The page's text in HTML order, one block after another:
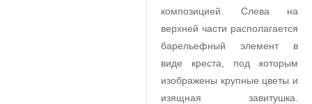
композицией. Слева на
верхней части располагается
барельефный элемент в
виде креста, под которым
изображены крупные цветы и
изящная завитушка.